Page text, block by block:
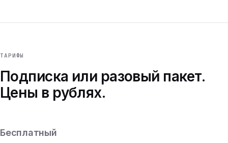
ТАРИФЫ
Подписка или разовый пакет.
Цены в рублях.
Бесплатный